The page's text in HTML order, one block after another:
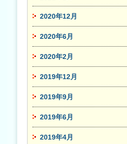
2020年12月
2020年6月
2020年2月
2019年12月
2019年9月
2019年6月
2019年4月